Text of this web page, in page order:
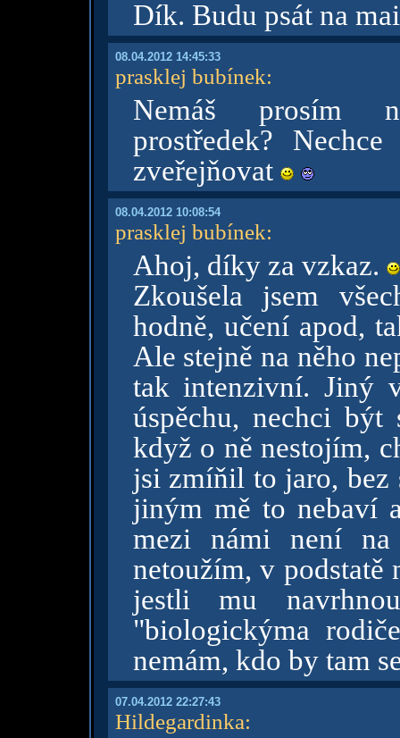
Dík. Budu psát na
08.04.2012 14:45:33
prasklej bubínek:
Nemáš prosím
prostředek?
zveřejňovat
08.04.2012 10:08:54
prasklej bubínek:
Ahoj, díky za vzkaz.
Zkoušela jsem
hodně, učení apod,
Ale stejně na něho
tak intenzivní. Jiný
úspěchu, nechci
když o ně nestojím,
jsi zmíňil to jaro, bez
jiným mě to nebaví
mezi námi není
netoužím, v
jestli mu
"biologickýma
nemám, kdo by tam
07.04.2012 22:27:43
Hildegardinka: